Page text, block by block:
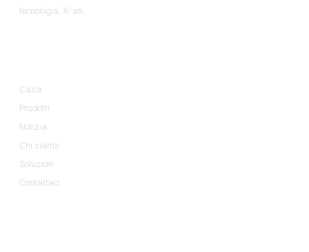
tecnologia, Xi'an.
Casa
Prodotti
Notizia
Chi siamo
Soluzioni
Contattaci